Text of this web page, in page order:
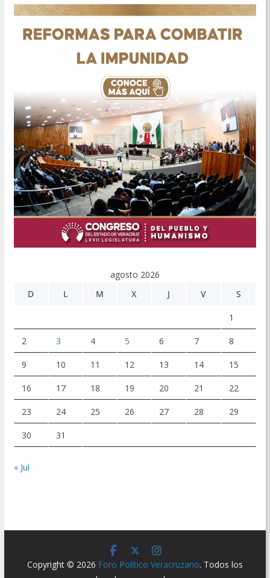
agosto 2026
D
L M X J V S
1
2 3 4 5 6 7 8
9 10 11 12 13 14 15
16 17 18 19 20 21 22
23 24 25 26 27 28 29
30 31
« Jul
Copyright © 2026 Foro Político Veracruzano. Todos los